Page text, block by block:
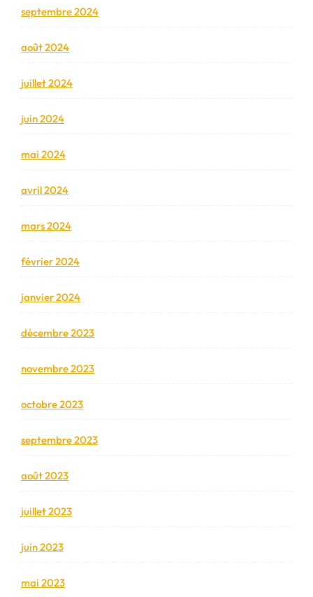
septembre 2024
août 2024
juillet 2024
juin 2024
mai 2024
avril 2024
mars 2024
février 2024
janvier 2024
décembre 2023
novembre 2023
octobre 2023
septembre 2023
août 2023
juillet 2023
juin 2023
mai 2023